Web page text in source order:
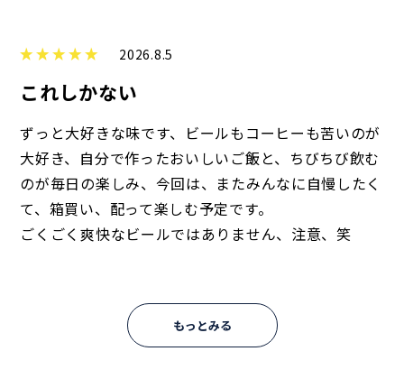
2026.8.5
これしかない
ずっと大好きな味です、ビールもコーヒーも苦いのが
大好き、自分で作ったおいしいご飯と、ちびちび飲む
のが毎日の楽しみ、今回は、またみんなに自慢したく
て、箱買い、配って楽しむ予定です。
ごくごく爽快なビールではありません、注意、笑
もっとみる